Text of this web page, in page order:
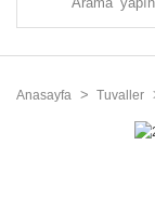
Anasayfa Tuvaller